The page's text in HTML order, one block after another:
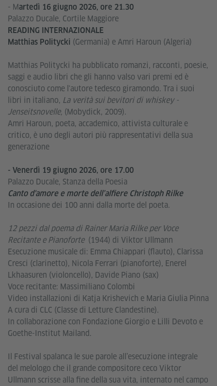
- Martedì 16 giugno 2026, ore 21.30
Palazzo Ducale, Cortile Maggiore
READING INTERNAZIONALE
Matthias Politycki (Germania) e Amri Haroun (Algeria)
Matthias Politycki ha pubblicato romanzi, racconti, poesie,
saggi e audio libri che gli hanno valso vari premi ed è
conosciuto come l'autore tedesco giramondo. Tra i suoi
libri in italiano, La verità sui bevitori di whiskey -
Jenseitsnovelle, (Mobydick, 2009).
Amri Haroun, poeta, accademico, attivista culturale e
critico, è uno degli autori più rappresentativi della sua
generazione
- Venerdì 19 giugno 2026, ore 17.00
Palazzo Ducale, Stanza della Poesia
Canto d'amore e morte dell’alfiere Christoph Rilke
In occasione dei 100 anni dalla morte del poeta.
12 pezzi dal poema di Rainer Maria Rilke per Voce
Recitante e Pianoforte(1944) di Viktor Ullmann
Esecuzione musicale di: Emma Chiappari (flauto), Clarissa
Cresci (clarinetto), Nicola Ferrari (pianoforte), Enerel
Lkhaasuren (violoncello), Davide Piano (sax)
Voce recitante: Massimiliano Colombi
Video installazioni di Katja Krishevich e Maria Giulia Pinna
A cura di CLC (Classe di Letture Clandestine).
In collaborazione con Fondazione Giorgio e Lilli Devoto e
Goethe-Institut Mailand.
Il Festival spalanca le sue parole all’esecuzione integrale
del melologo che il grande compositore ceco Viktor
Ullmann scrisse alla fine della sua vita, internato nel campo